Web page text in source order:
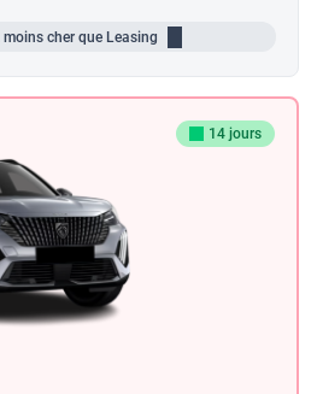
moins cher que Leasing
14 jours